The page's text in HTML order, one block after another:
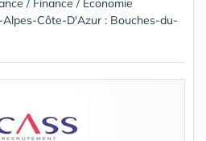
Alpes-Côte-D'Azur : Bouches-du-